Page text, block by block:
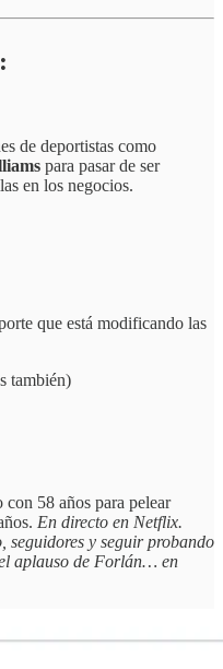
de deportistas como
para pasar de ser
en los negocios.
que está modificando las
también)
58 años para pelear
En directo en Netflix.
seguidores y seguir probando
aplauso de Forlán… en